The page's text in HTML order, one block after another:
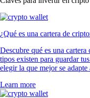
¿Qué es una cartera de
Descubre qué es una
tipos existen para guardar
elegir la que mejor se adapte
Learn more